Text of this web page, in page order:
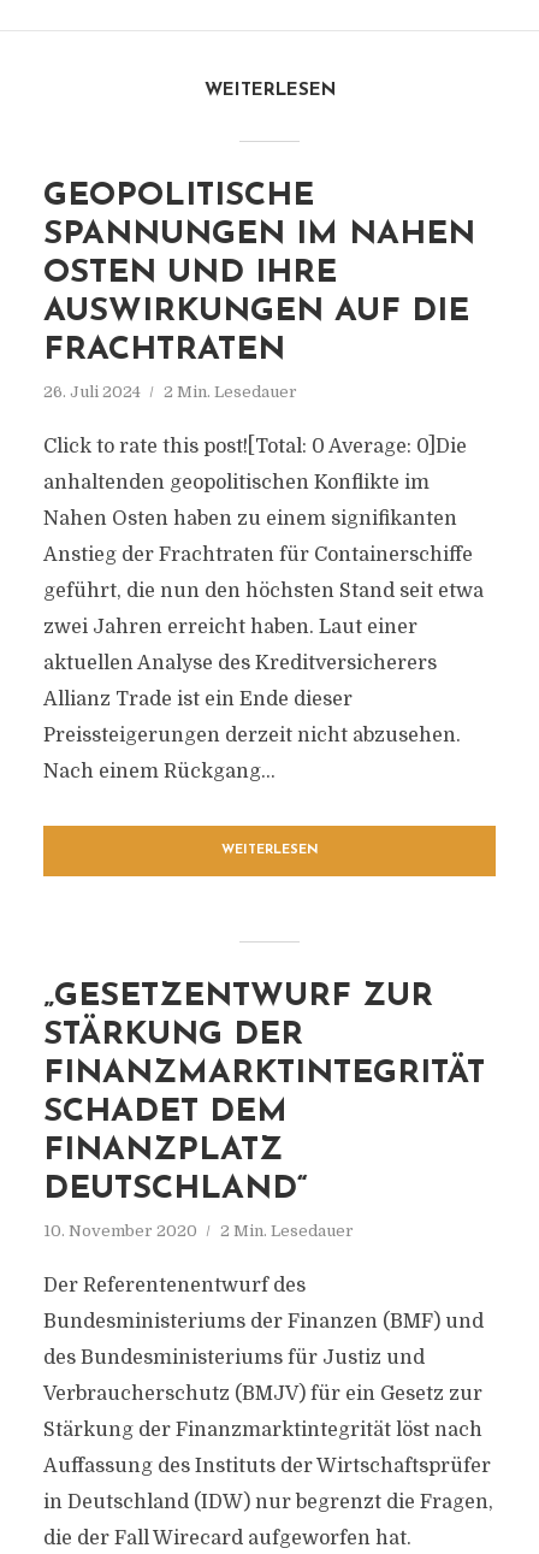
WEITERLESEN
GEOPOLITISCHE
SPANNUNGEN IM NAHEN
OSTEN UND IHRE
AUSWIRKUNGEN AUF DIE
FRACHTRATEN
26. Juli 2024 2 Min. Lesedauer
Click to rate this post![Total: 0 Average: 0]Die
anhaltenden geopolitischen Konflikte im
Nahen Osten haben zu einem signifikanten
Anstieg der Frachtraten für Containerschiffe
geführt, die nun den höchsten Stand seit etwa
zwei Jahren erreicht haben. Laut einer
aktuellen Analyse des Kreditversicherers
Allianz Trade ist ein Ende dieser
Preissteigerungen derzeit nicht abzusehen.
Nach einem Rückgang...
WEITERLESEN
„GESETZENTWURF ZUR
STÄRKUNG DER
FINANZMARKTINTEGRITÄT
SCHADET DEM
FINANZPLATZ
DEUTSCHLAND“
10. November 2020 2 Min. Lesedauer
Der Referentenentwurf des
Bundesministeriums der Finanzen (BMF) und
des Bundesministeriums für Justiz und
Verbraucherschutz (BMJV) für ein Gesetz zur
Stärkung der Finanzmarktintegrität löst nach
Auffassung des Instituts der Wirtschaftsprüfer
in Deutschland (IDW) nur begrenzt die Fragen,
die der Fall Wirecard aufgeworfen hat.